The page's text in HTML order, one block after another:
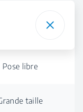
Pose libre
taille